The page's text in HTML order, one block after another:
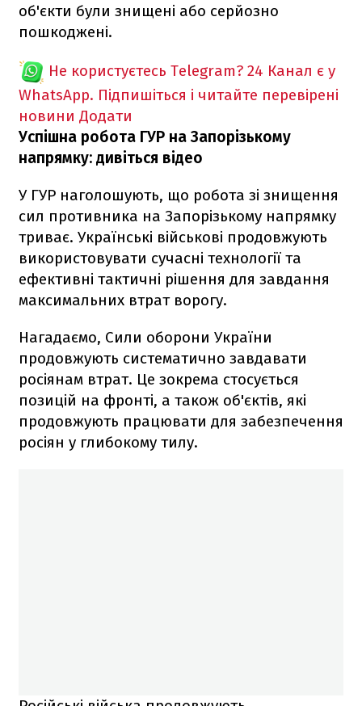
об'єкти були знищені або серйозно
пошкоджені.
Не користуєтесь Telegram? 24 Канал є у
WhatsApp. Підпишіться і читайте перевірені
новини Додати
Успішна робота ГУР на Запорізькому
напрямку: дивіться відео
У ГУР наголошують, що робота зі знищення
сил противника на Запорізькому напрямку
триває. Українські військові продовжують
використовувати сучасні технології та
ефективні тактичні рішення для завдання
максимальних втрат ворогу.
Нагадаємо, Сили оборони України
продовжують систематично завдавати
росіянам втрат. Це зокрема стосується
позицій на фронті, а також об'єктів, які
продовжують працювати для забезпечення
росіян у глибокому тилу.